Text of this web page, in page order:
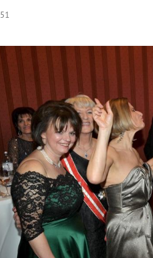
öffnen/schließen